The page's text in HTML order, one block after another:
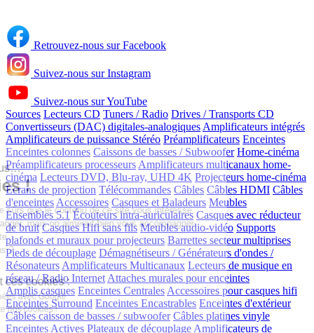
Retrouvez-nous sur Facebook
Suivez-nous sur Instagram
Suivez-nous sur YouTube
Sources Lecteurs CD Tuners / Radio Drives / Transports CD
Convertisseurs (DAC) digitales-analogiques Amplificateurs intégrés
Amplificateurs de puissance Stéréo Préamplificateurs Enceintes
Enceintes colonnes Caissons de basses / Subwoofer Home-cinéma
Préamplificateurs processeurs Amplificateurs multicanaux home-
cinéma Lecteurs DVD, Blu-ray, UHD 4K Projecteurs home-cinéma
Ecrans de projection Télécommandes Câbles Câbles HDMI Câbles
d'enceintes Accessoires Casques et Baladeurs Meubles
Ensembles 5.1 Écouteurs intra-auriculaires Casques avec réducteur
de bruit Casques Hifi sans fils Meubles audio-vidéo Supports
plafonds et muraux pour projecteurs Barrettes secteur multiprises
Pieds de découplage Démagnétiseurs / Générateurs d'ondes /
Résonateurs Amplificateurs Multicanaux Lecteurs de musique en
réseau / Radio Internet Attaches murales pour enceintes
Amplis casques Enceintes Centrales Accessoires pour casques hifi
Enceintes Surround Enceintes Encastrables Enceintes d'extérieur
Câbles caisson de basses / subwoofer Câbles platines vinyle
Enceintes Actives Plateaux de découplage Amplificateurs de
Continuer sans accepter
Salut c'est nous...
les Cookies !
On a attendu d'être sûrs que le contenu de ce site vous intéresse
avant de vous déranger, mais on aimerait bien vous accompagner
pendant votre visite...
C'est OK pour vous ?
À quoi servent ces cookies :
Partage de données avec Google
On vous présente nos cookies !